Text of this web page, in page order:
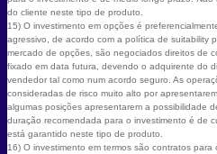
do cliente neste tipo de produto.
15) O investimento em opções é
agressivo, de acordo com a política de suitability
mercado de opções, são negociados direitos de
fixado em data futura, devendo o adquirente do
vendedor tal como num acordo seguro. As
consideradas de risco muito alto por
algumas posições apresentarem a possibilidade
duração recomendada para o investimento é de
está garantido neste tipo de produto.
16) O investimento em termos são contratos